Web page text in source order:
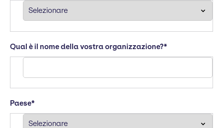
Qual è il nome della vostra organizzazione?*
Paese*